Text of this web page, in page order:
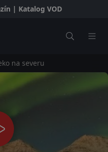
| Katalog VOD
na severu